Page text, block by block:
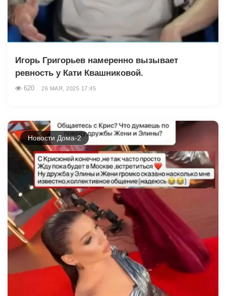
Игорь Григорьев намеренно вызывает
ревность у Кати Квашниковой.
620 26 МАЯ, 2025 17:45
Новости Дома-2